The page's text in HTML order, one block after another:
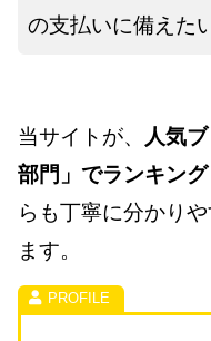
の支払いに備えた
当サイトが、
人気
部門」でランキン
らも丁寧に分かり
ます。